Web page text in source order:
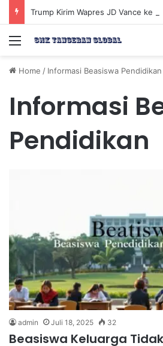
Menu
Home / Informasi Beasiswa Pendidikan
Informasi
Pendidikan
admin Juli 18, 2025 32
Beasiswa Keluarga